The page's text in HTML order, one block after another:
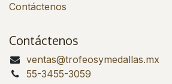
Contáctenos
Contáctenos
ventas@trofeosymedallas.mx
55-3455-3059